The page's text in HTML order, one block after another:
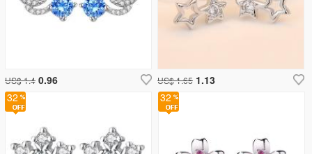
32
US$ 1.4 0.96 US$ 1.65 1.13
32